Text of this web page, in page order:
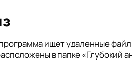
ищет удаленные
в папке «Глубокий